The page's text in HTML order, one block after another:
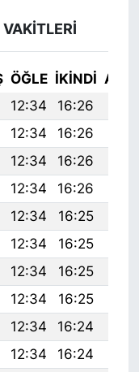
ÖĞLE İKINDI
12:34 16:26
12:34 16:26
12:34 16:26
12:34 16:26
12:34 16:25
12:34 16:25
12:34 16:25
12:34 16:25
12:34 16:24
12:34 16:24